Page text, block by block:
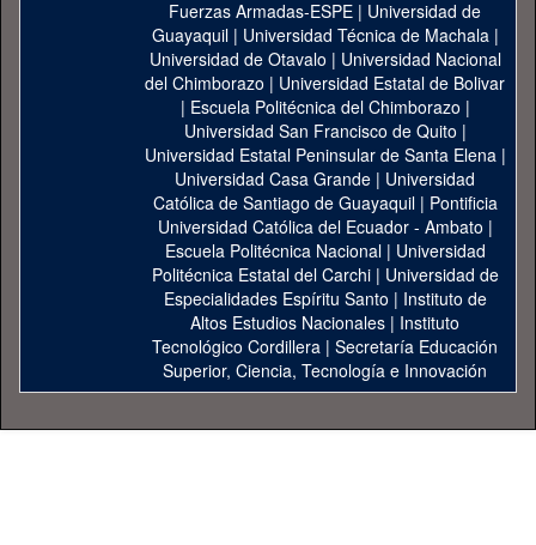
Fuerzas Armadas-ESPE | Universidad de
Guayaquil| Universidad Técnica de Machala|
Universidad de Otavalo | Universidad Nacional
del Chimborazo | Universidad Estatal de Bolivar
| Escuela Politécnica del Chimborazo |
Universidad San Francisco de Quito |
Universidad Estatal Peninsular de Santa Elena|
Universidad Casa Grande | Universidad
Católica de Santiago de Guayaquil| Pontificia
Universidad Católica del Ecuador - Ambato |
Escuela Politécnica Nacional| Universidad
Politécnica Estatal del Carchi| Universidad de
Especialidades Espíritu Santo | Instituto de
Altos Estudios Nacionales | Instituto
Tecnológico Cordillera | Secretaría Educación
Superior, Ciencia, Tecnología e Innovación